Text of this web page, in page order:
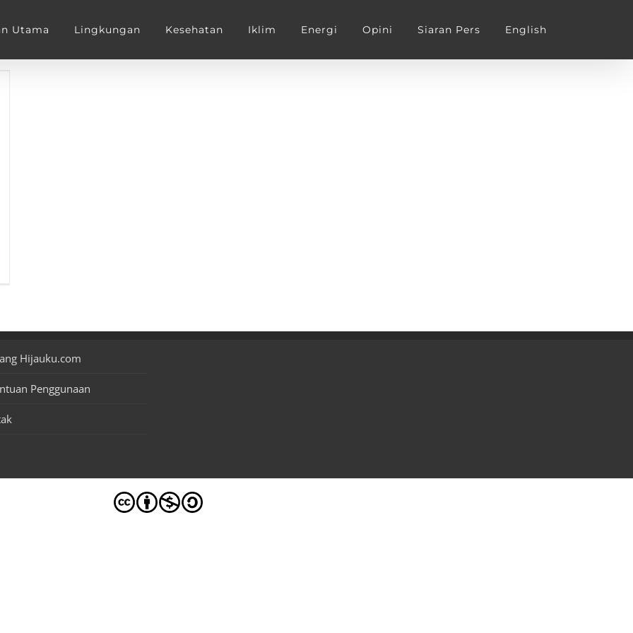
Utama Lingkungan Kesehatan Iklim Energi Opini Siaran Pers English
Hijauku.com
Penggunaan